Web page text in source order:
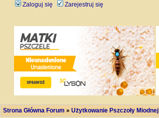
Zaloguj się Zarejestruj się
Strona Główna Forum » Użytkowanie Pszczoły Miodnej